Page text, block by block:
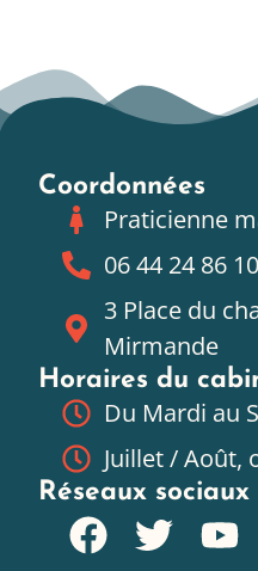
Coordonnées
Praticienne
06 44 24 86 10
3 Place du
Mirmande
Horaires du
Du Mardi au
Juillet / Août,
Réseaux sociaux